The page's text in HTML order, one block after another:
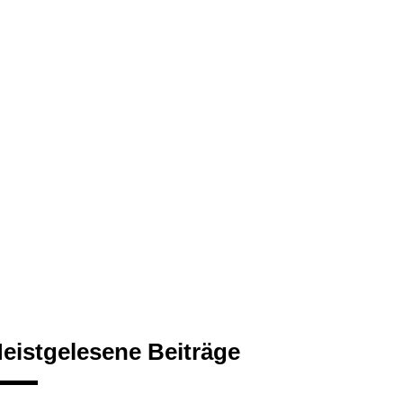
Beiträge